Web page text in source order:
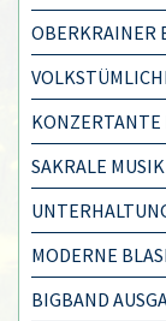
OBERKRAINER
KONZERTANTE
SAKRALE MUSIK
MODERNE
BIGBAND